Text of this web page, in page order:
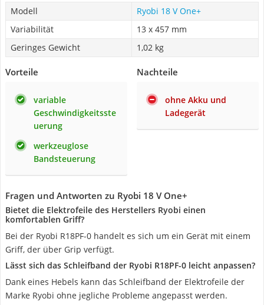
Modell
Ryobi 18 V One+
Variabilität
13 x 457 mm
Geringes Gewicht
1,02 kg
Vorteile
variable
Geschwindigkeitsste
uerung
werkzeuglose
Bandsteuerung
Nachteile
ohne Akku und
Ladegerät
Fragen und Antworten zu Ryobi 18 V One+
Bietet die Elektrofeile des Herstellers Ryobi einen
komfortablen Griff?
Bei der Ryobi R18PF-0 handelt es sich um ein Gerät mit einem
Griff, der über Grip verfügt.
Lässt sich das Schleifband der Ryobi R18PF-0 leicht anpassen?
Dank eines Hebels kann das Schleifband der Elektrofeile der
Marke Ryobi ohne jegliche Probleme angepasst werden.